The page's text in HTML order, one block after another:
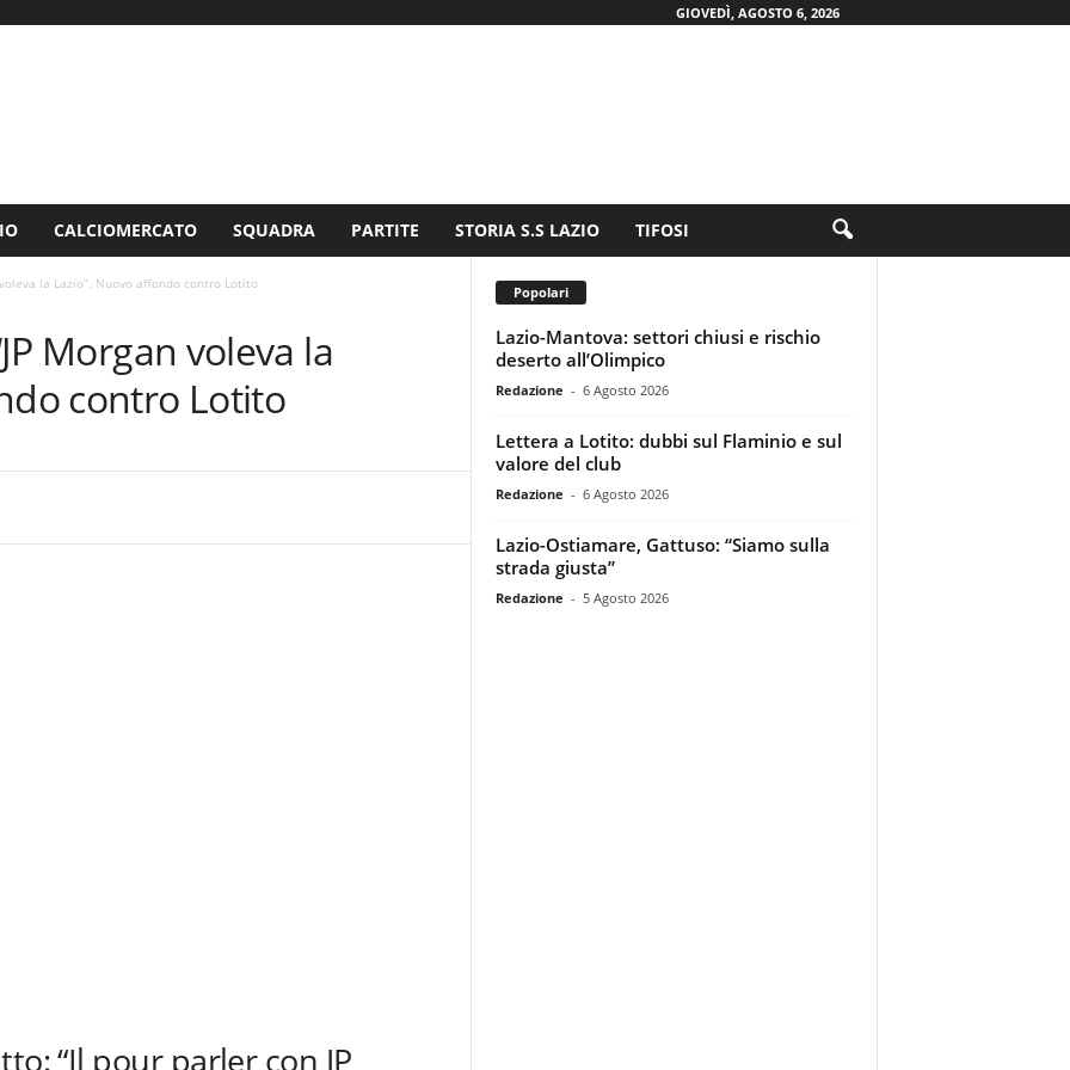
GIOVEDÌ, AGOSTO 6, 2026
CALCIOMERCATO SQUADRA PARTITE STORIA S.S LAZIO TIFOSI
la Lazio”. Nuovo affondo contro Lotito
Morgan voleva la
contro Lotito
“Il pour parler con JP
Popolari
Lazio-Mantova: settori chiusi e rischio
deserto all’Olimpico
Redazione - 6 Agosto 2026
Lettera a Lotito: dubbi sul Flaminio e sul
valore del club
Redazione - 6 Agosto 2026
Lazio-Ostiamare, Gattuso: “Siamo sulla
strada giusta”
Redazione - 5 Agosto 2026